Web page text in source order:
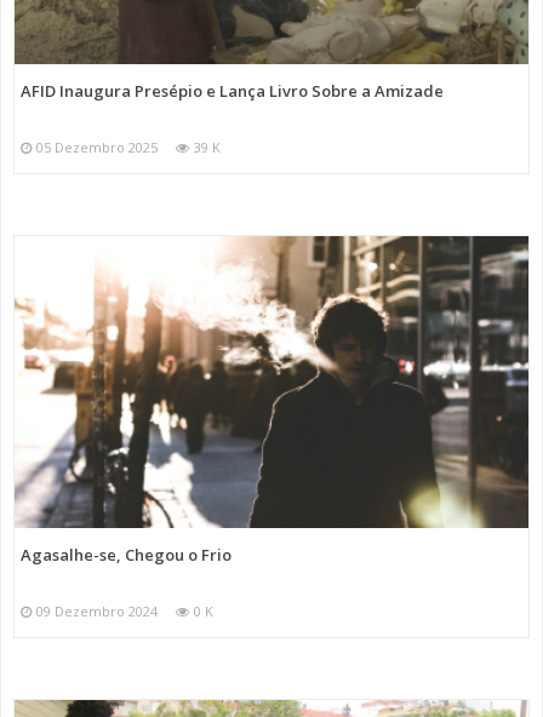
AFID Inaugura Presépio e Lança Livro Sobre a Amizade
05 Dezembro 2025 39 K
Agasalhe-se, Chegou o Frio
09 Dezembro 2024 0 K